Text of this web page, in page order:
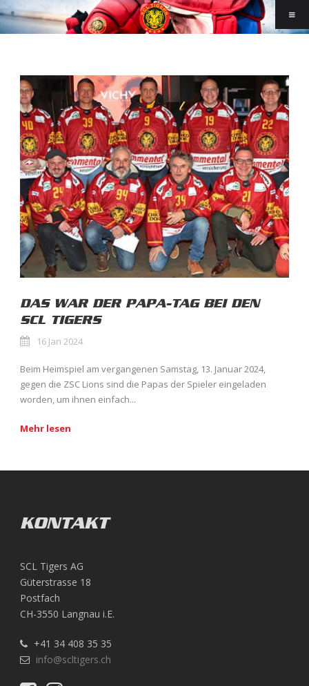
DAS WAR DER PAPA-TAG BEI DEN
SCL TIGERS
16 Jan 2024
Beim Heimspiel am vergangenen Samstag, 13. Januar 2024,
gegen die ZSC Lions sind die Papas der Spieler eingeladen
worden, um ihnen einfach...
Mehr lesen
KONTAKT
SCL Tigers AG
Güterstrasse 18
Postfach
CH-3550 Langnau i.E.
+41 34 408 35 35
info@scltigers.ch